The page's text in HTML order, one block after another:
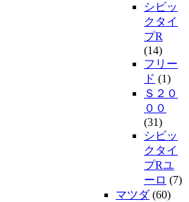
シビッ
クタイ
プR
(14)
フリー
ド (1)
Ｓ２０
００
(31)
シビッ
クタイ
プRユ
ーロ (7)
マツダ(60)